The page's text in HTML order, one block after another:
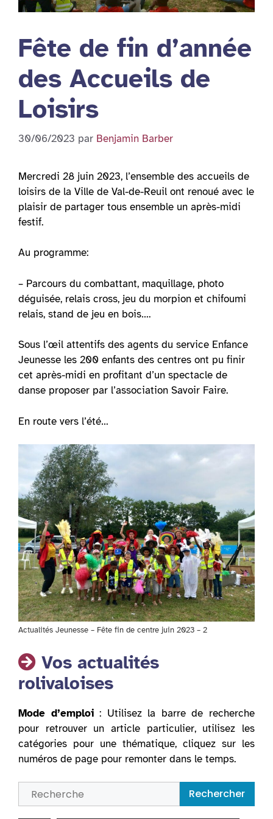
Fête de fin d’année
des Accueils de
Loisirs
30/06/2023 par Benjamin Barber
Mercredi 28 juin 2023, l’ensemble des accueils de
loisirs de la Ville de Val-de-Reuil ont renoué avec le
plaisir de partager tous ensemble un après-midi
festif.
Au programme:
– Parcours du combattant, maquillage, photo
déguisée, relais cross, jeu du morpion et chifoumi
relais, stand de jeu en bois….
Sous l’œil attentifs des agents du service Enfance
Jeunesse les 200 enfants des centres ont pu finir
cet après-midi en profitant d’un spectacle de
danse proposer par l’association Savoir Faire.
En route vers l’été…
Actualités Jeunesse – Fête fin de centre juin 2023 – 2
Vos actualités
rolivaloises
Mode d’emploi: Utilisez la barre de recherche
pour retrouver un article particulier, utilisez les
catégories pour une thématique, cliquez sur les
numéros de page pour remonter dans le temps.
Rechercher